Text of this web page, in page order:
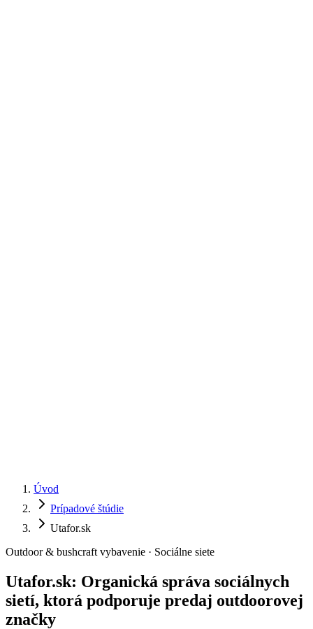
Úvod
Prípadové štúdie
Utafor.sk
Outdoor & bushcraft vybavenie · Sociálne siete
Utafor.sk: Organická správa sociálnych
sietí, ktorá podporuje predaj outdoorovej
značky